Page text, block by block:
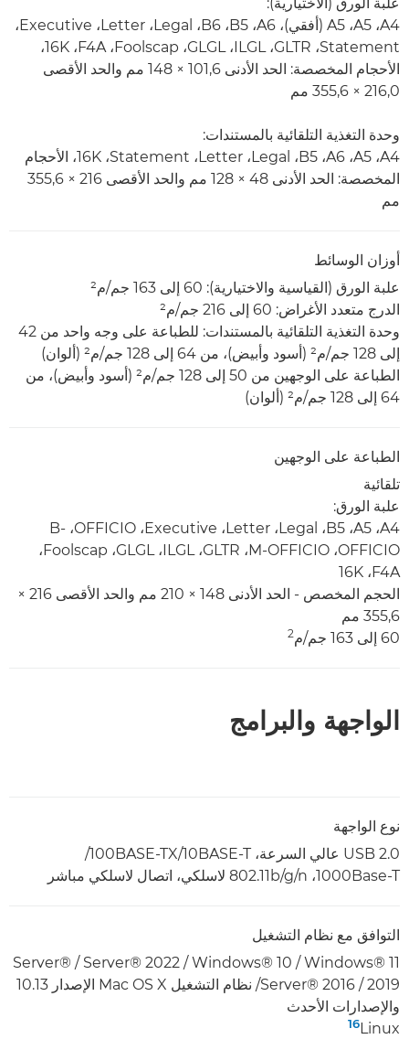
علبة الورق (الاختيارية):
A4، ‏A5، ‏A5 (أفقي)، A6، ‏B5، ‏B6، ‏Legal، ‏Letter، ‏Executive،
‏Statement، ‏GLTR، ‏ILGL، ‏GLGL، ‏Foolscap، ‏F4A، ‏16K،
الأحجام المخصصة: الحد الأدنى 101,6 × 148 مم والحد الأقصى
216,0 × 355,6 مم
وحدة التغذية التلقائية بالمستندات:
A4، ‏A5،‏ A6، ‏B5، ‏Legal، ‏Letter، ‏Statement‏، 16K، الأحجام
المخصصة: الحد الأدنى 48 × 128 مم والحد الأقصى 216 × 355,6
مم
أوزان الوسائط
علبة الورق (القياسية والاختيارية): 60 إلى 163 جم/م²
الدرج متعدد الأغراض: 60 إلى 216 جم/م²
وحدة التغذية التلقائية بالمستندات: للطباعة على وجه واحد من 42
إلى 128 جم/م² (أسود وأبيض)، من 64 إلى 128 جم/م² (ألوان)
الطباعة على الوجهين من 50 إلى 128 جم/م² (أسود وأبيض)، من
64 إلى 128 جم/م² (ألوان)
الطباعة على الوجهين
تلقائية
علبة الورق:
A4، ‏A5، ‏B5، ‏Legal، ‏Letter، ‏Executive، ‏OFFICIO، ‏B-
OFFICIO، ‏M-OFFICIO، ‏GLTR، ‏ILGL، ‏GLGL، ‏Foolscap،
الحجم المخصص - الحد الأدنى 148 × 210 مم والحد الأقصى 216 ×
355,6 مم
60 إلى 163 جم/م
2
الواجهة والبرامج
نوع الواجهة
USB 2.0 عالي السرعة، 10BASE-T/‏100BASE-TX/‏
1000Base-T‏، 802.11b/g/n لاسلكي، اتصال لاسلكي مباشر
التوافق مع نظام التشغيل
Windows® 11 / ‏Windows® 10‏ / Server® 2022‏ / Server®
2019 / ‏Server® 2016‏/ نظام التشغيل Mac OS X الإصدار 10.13
والإصدارات الأحدث
Linux‏
16